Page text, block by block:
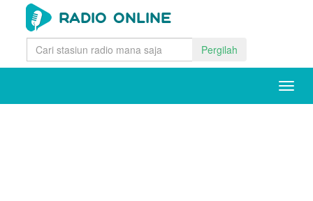
Pergilah